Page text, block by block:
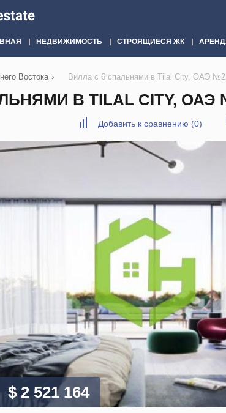
НЕДВИЖИМОСТЬ СТРОЯЩИЕСЯ ЖК
Востока › Вилла с 6 спальнями в Tilal City, ОАЭ
В TILAL CITY, ОАЭ
Добавить к сравнению (0)
$ 2 521 164